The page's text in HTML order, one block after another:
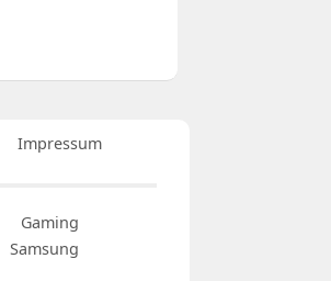
Impressum
Gaming
Samsung